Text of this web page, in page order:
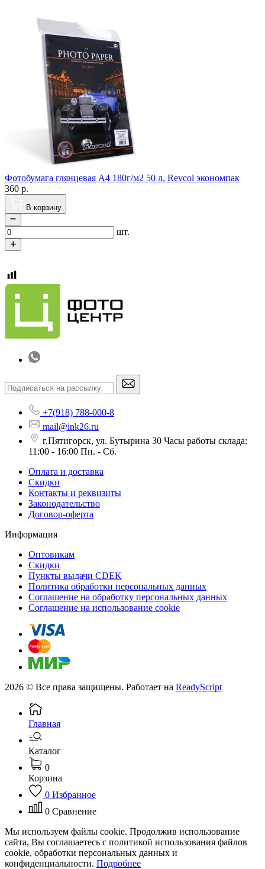
Фотобумага глянцевая A4 180г/м2 50 л. Revcol экономпак
360 р.
В корзину
шт.
+7(918) 788-000-8
mail@ink26.ru
г.Пятигорск, ул. Бутырина 30 Часы работы склада:
11:00 - 16:00 Пн. - Сб.
Оплата и доставка
Скидки
Контакты и реквизиты
Законодательство
Договор-оферта
Информация
Оптовикам
Скидки
Пункты выдачи CDEK
Политика обработки персональных данных
Соглашение на обработку персональных данных
Соглашение на использование cookie
2026 © Все права защищены. Работает на ReadyScript
Главная
Каталог
0
Корзина
0 Избранное
0 Сравнение
Мы используем файлы cookie. Продолжив использование
сайта, Вы соглашаетесь с политикой использования файлов
cookie, обработки персональных данных и
конфиденциальности. Подробнее